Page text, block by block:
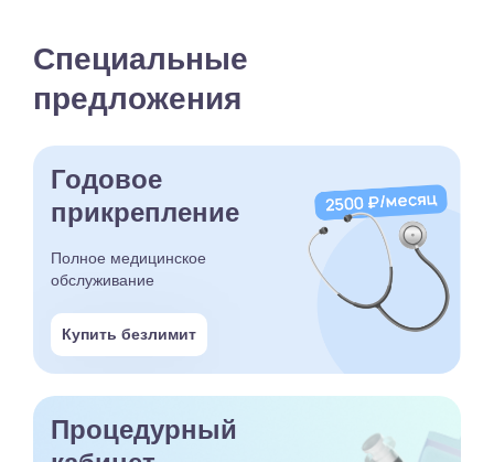
Специальные
предложения
Годовое
прикрепление
Полное медицинское
обслуживание
Купить безлимит
Процедурный